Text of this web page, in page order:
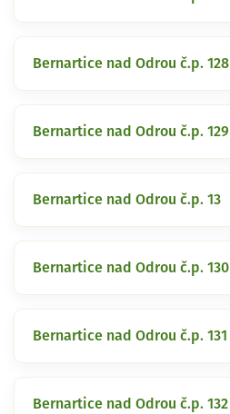
Bernartice nad Odrou č.p. 128
Bernartice nad Odrou č.p. 129
Bernartice nad Odrou č.p. 13
Bernartice nad Odrou č.p. 130
Bernartice nad Odrou č.p. 131
Bernartice nad Odrou č.p. 132